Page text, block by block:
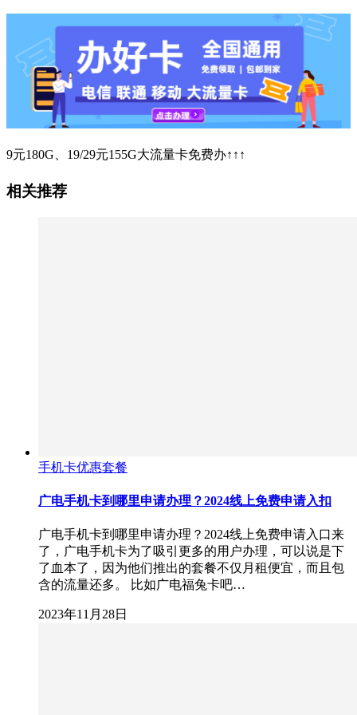
9元180G、19/29元155G大流量卡免费办↑↑↑
相关推荐
手机卡优惠套餐
广电手机卡到哪里申请办理？2024线上免费申请入扣
广电手机卡到哪里申请办理？2024线上免费申请入口来
了，广电手机卡为了吸引更多的用户办理，可以说是下
了血本了，因为他们推出的套餐不仅月租便宜，而且包
含的流量还多。 比如广电福兔卡吧…
2023年11月28日